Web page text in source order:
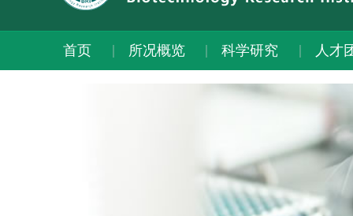
首页 所况概览 科学研究 人才